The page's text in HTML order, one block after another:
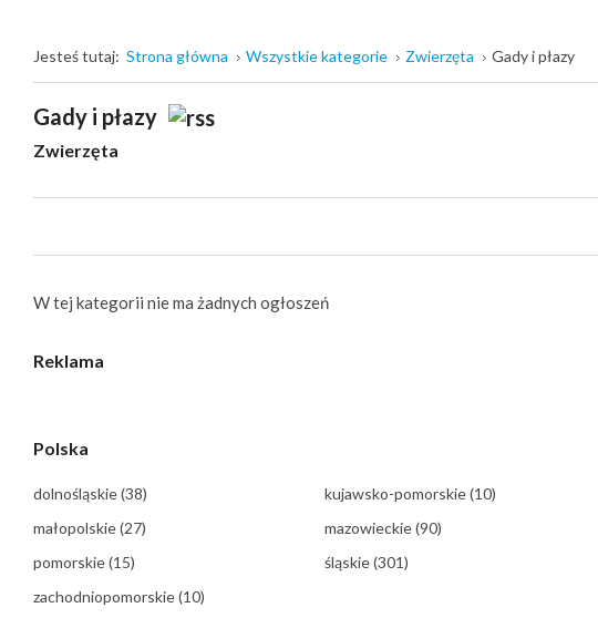
Jesteś tutaj: Strona główna Wszystkie kategorie Zwierzęta Gady i płazy
Gady i płazy
Zwierzęta
W tej kategorii nie ma żadnych ogłoszeń
Reklama
Polska
dolnośląskie(38) kujawsko-pomorskie(10)
małopolskie(27) mazowieckie(90)
pomorskie(15) śląskie(301)
zachodniopomorskie(10)